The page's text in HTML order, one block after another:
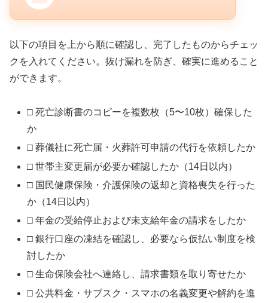
以下の項目を上から順に確認し、完了したものからチェッ
クを入れてください。抜け漏れを防ぎ、確実に進めること
ができます。
□ 死亡診断書のコピーを複数枚（5〜10枚）確保した
か
□ 葬儀社に死亡届・火葬許可申請の代行を依頼したか
□ 世帯主変更届が必要か確認したか（14日以内）
□ 国民健康保険・介護保険の返却と資格喪失を行った
か（14日以内）
□ 年金の受給停止および未支給年金の請求をしたか
□ 銀行口座の凍結を確認し、必要なら仮払い制度を検
討したか
□ 生命保険会社へ連絡し、請求書類を取り寄せたか
□ 公共料金・サブスク・スマホの名義変更や解約を進